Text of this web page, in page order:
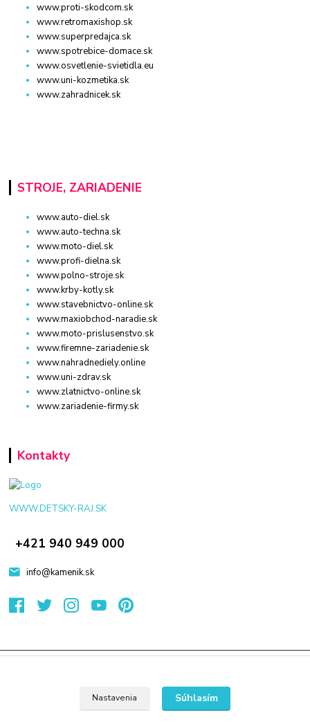
www.proti-skodcom.sk
www.retromaxishop.sk
www.superpredajca.sk
www.spotrebice-domace.sk
www.osvetlenie-svietidla.eu
www.uni-kozmetika.sk
www.zahradnicek.sk
STROJE, ZARIADENIE
www.auto-diel.sk
www.auto-techna.sk
www.moto-diel.sk
www.profi-dielna.sk
www.polno-stroje.sk
www.krby-kotly.sk
www.stavebnictvo-online.sk
www.maxiobchod-naradie.sk
www.moto-prislusenstvo.sk
www.firemne-zariadenie.sk
www.nahradnediely.online
www.uni-zdrav.sk
www.zlatnictvo-online.sk
www.zariadenie-firmy.sk
Kontakty
WWW.DETSKY-RAJ.SK
+421 940 949 000
info@kamenik.sk
Eshop-rychlo.sk
Nastavenia
Súhlasím